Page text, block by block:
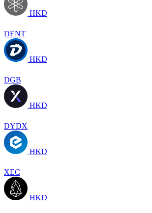
HKD
DENT
HKD
DGB
HKD
DYDX
HKD
XEC
HKD